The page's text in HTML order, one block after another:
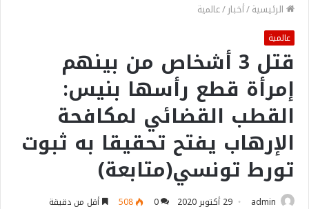
الرئيسية/أخبار/عالمية
عالمية
قتل 3 أشخاص من بينهم
إمرأة قطع رأسها بنيس:
القطب القضائي لمكافحة
الإرهاب يفتح تحقيقا به ثبوت
تورط تونسي(متابعة)
admin 29 أكتوبر 2020 0
508 أقل من دقيقة